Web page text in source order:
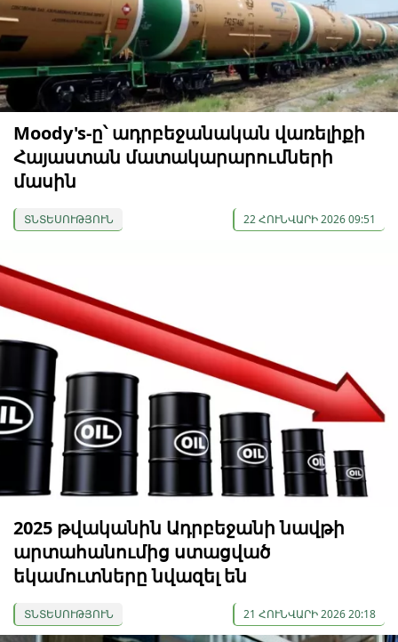
Moody's-ը՝ ադրբեջանական վառելիքի
Հայաստան մատակարարումների
մասին
ՏՆՏԵՍՈՒԹՅՈՒՆ 22 ՀՈՒՆՎԱՐԻ 2026 09:51
2025 թվականին Ադրբեջանի նավթի
արտահանումից ստացված
եկամուտները նվազել են
ՏՆՏԵՍՈՒԹՅՈՒՆ 21 ՀՈՒՆՎԱՐԻ 2026 20:18